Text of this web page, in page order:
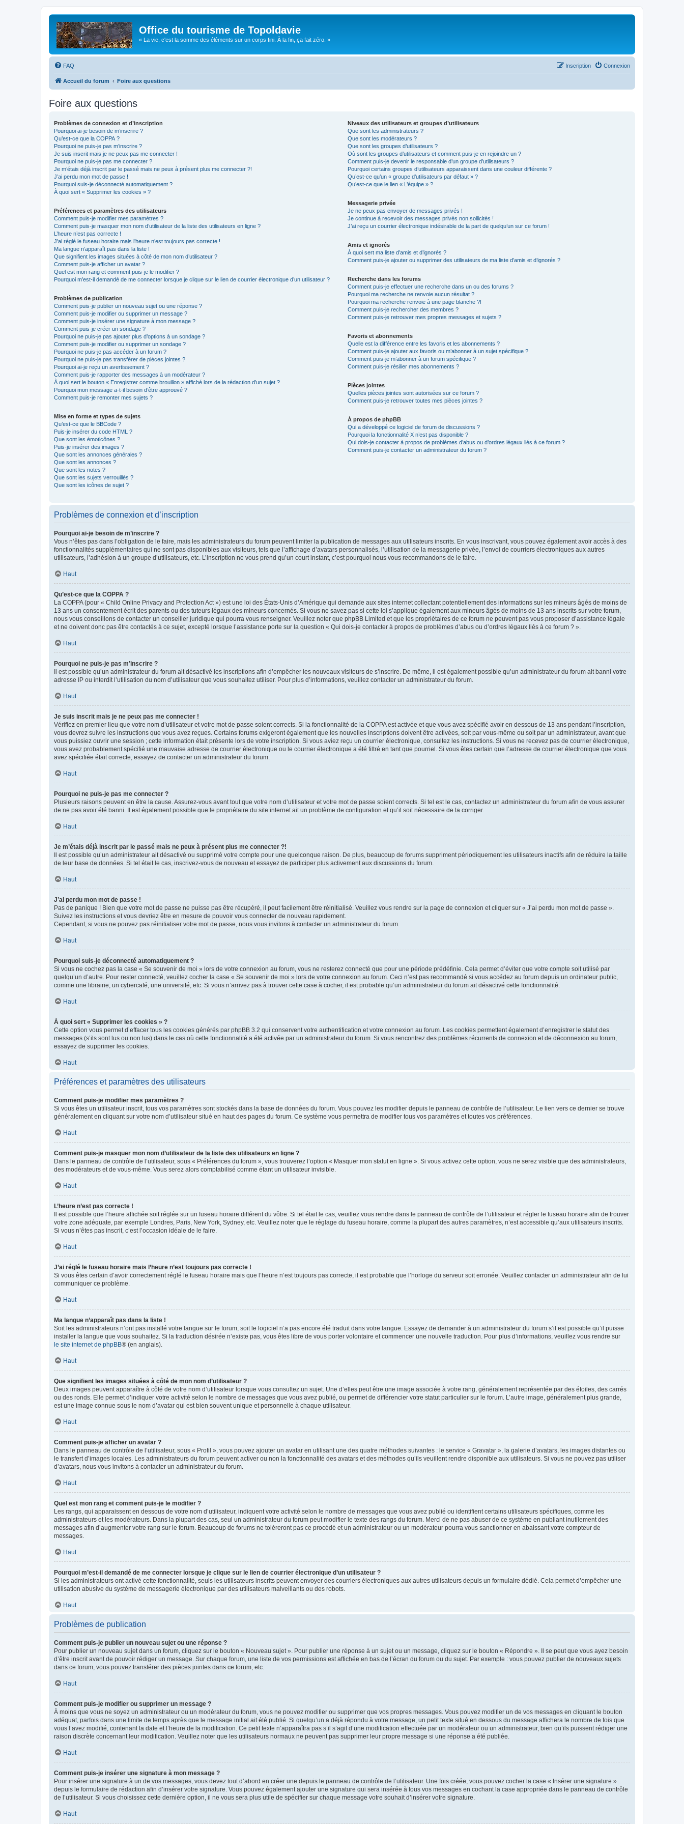
Office du tourisme de Topoldavie
« La vie, c'est la somme des éléments sur un corps fini. À la fin, ça fait zéro. »
FAQ Connexion
Inscription
Accueil du forum Foire aux questions
Foire aux questions
Problèmes de connexion et d’inscription
Pourquoi ai-je besoin de m’inscrire ?
Qu’est-ce que la COPPA ?
Pourquoi ne puis-je pas m’inscrire ?
Je suis inscrit mais je ne peux pas me connecter !
Pourquoi ne puis-je pas me connecter ?
Je m’étais déjà inscrit par le passé mais ne peux à présent plus me connecter ?!
J’ai perdu mon mot de passe !
Pourquoi suis-je déconnecté automatiquement ?
À quoi sert « Supprimer les cookies » ?
Préférences et paramètres des utilisateurs
Comment puis-je modifier mes paramètres ?
Comment puis-je masquer mon nom d’utilisateur de la liste des utilisateurs en ligne ?
L’heure n’est pas correcte !
J’ai réglé le fuseau horaire mais l’heure n’est toujours pas correcte !
Ma langue n’apparaît pas dans la liste !
Que signifient les images situées à côté de mon nom d’utilisateur ?
Comment puis-je afficher un avatar ?
Quel est mon rang et comment puis-je le modifier ?
Pourquoi m’est-il demandé de me connecter lorsque je clique sur le lien de courrier électronique d’un utilisateur ?
Problèmes de publication
Comment puis-je publier un nouveau sujet ou une réponse ?
Comment puis-je modifier ou supprimer un message ?
Comment puis-je insérer une signature à mon message ?
Comment puis-je créer un sondage ?
Pourquoi ne puis-je pas ajouter plus d’options à un sondage ?
Comment puis-je modifier ou supprimer un sondage ?
Pourquoi ne puis-je pas accéder à un forum ?
Pourquoi ne puis-je pas transférer de pièces jointes ?
Pourquoi ai-je reçu un avertissement ?
Comment puis-je rapporter des messages à un modérateur ?
À quoi sert le bouton « Enregistrer comme brouillon » affiché lors de la rédaction d’un sujet ?
Pourquoi mon message a-t-il besoin d’être approuvé ?
Comment puis-je remonter mes sujets ?
Mise en forme et types de sujets
Qu’est-ce que le BBCode ?
Puis-je insérer du code HTML ?
Que sont les émoticônes ?
Puis-je insérer des images ?
Que sont les annonces générales ?
Que sont les annonces ?
Que sont les notes ?
Que sont les sujets verrouillés ?
Que sont les icônes de sujet ?
Niveaux des utilisateurs et groupes d’utilisateurs
Que sont les administrateurs ?
Que sont les modérateurs ?
Que sont les groupes d’utilisateurs ?
Où sont les groupes d’utilisateurs et comment puis-je en rejoindre un ?
Comment puis-je devenir le responsable d’un groupe d’utilisateurs ?
Pourquoi certains groupes d’utilisateurs apparaissent dans une couleur différente ?
Qu’est-ce qu’un « groupe d’utilisateurs par défaut » ?
Qu’est-ce que le lien « L’équipe » ?
Messagerie privée
Je ne peux pas envoyer de messages privés !
Je continue à recevoir des messages privés non sollicités !
J’ai reçu un courrier électronique indésirable de la part de quelqu’un sur ce forum !
Amis et ignorés
À quoi sert ma liste d’amis et d’ignorés ?
Comment puis-je ajouter ou supprimer des utilisateurs de ma liste d’amis et d’ignorés ?
Recherche dans les forums
Comment puis-je effectuer une recherche dans un ou des forums ?
Pourquoi ma recherche ne renvoie aucun résultat ?
Pourquoi ma recherche renvoie à une page blanche ?!
Comment puis-je rechercher des membres ?
Comment puis-je retrouver mes propres messages et sujets ?
Favoris et abonnements
Quelle est la différence entre les favoris et les abonnements ?
Comment puis-je ajouter aux favoris ou m’abonner à un sujet spécifique ?
Comment puis-je m’abonner à un forum spécifique ?
Comment puis-je résilier mes abonnements ?
Pièces jointes
Quelles pièces jointes sont autorisées sur ce forum ?
Comment puis-je retrouver toutes mes pièces jointes ?
À propos de phpBB
Qui a développé ce logiciel de forum de discussions ?
Pourquoi la fonctionnalité X n’est pas disponible ?
Qui dois-je contacter à propos de problèmes d’abus ou d’ordres légaux liés à ce forum ?
Comment puis-je contacter un administrateur du forum ?
Problèmes de connexion et d’inscription
Pourquoi ai-je besoin de m’inscrire ?
Vous n’êtes pas dans l’obligation de le faire, mais les administrateurs du forum peuvent limiter la publication de messages aux utilisateurs inscrits. En vous inscrivant, vous pouvez également avoir accès à des
fonctionnalités supplémentaires qui ne sont pas disponibles aux visiteurs, tels que l’affichage d’avatars personnalisés, l’utilisation de la messagerie privée, l’envoi de courriers électroniques aux autres
utilisateurs, l’adhésion à un groupe d’utilisateurs, etc. L’inscription ne vous prend qu’un court instant, c’est pourquoi nous vous recommandons de le faire.
Haut
Qu’est-ce que la COPPA ?
La COPPA (pour « Child Online Privacy and Protection Act ») est une loi des États-Unis d’Amérique qui demande aux sites internet collectant potentiellement des informations sur les mineurs âgés de moins de
13 ans un consentement écrit des parents ou des tuteurs légaux des mineurs concernés. Si vous ne savez pas si cette loi s’applique également aux mineurs âgés de moins de 13 ans inscrits sur votre forum,
nous vous conseillons de contacter un conseiller juridique qui pourra vous renseigner. Veuillez noter que phpBB Limited et que les propriétaires de ce forum ne peuvent pas vous proposer d’assistance légale
et ne doivent donc pas être contactés à ce sujet, excepté lorsque l’assistance porte sur la question « Qui dois-je contacter à propos de problèmes d’abus ou d’ordres légaux liés à ce forum ? ».
Haut
Pourquoi ne puis-je pas m’inscrire ?
Il est possible qu’un administrateur du forum ait désactivé les inscriptions afin d’empêcher les nouveaux visiteurs de s’inscrire. De même, il est également possible qu’un administrateur du forum ait banni votre
adresse IP ou interdit l’utilisation du nom d’utilisateur que vous souhaitez utiliser. Pour plus d’informations, veuillez contacter un administrateur du forum.
Haut
Je suis inscrit mais je ne peux pas me connecter !
Vérifiez en premier lieu que votre nom d’utilisateur et votre mot de passe soient corrects. Si la fonctionnalité de la COPPA est activée et que vous avez spécifié avoir en dessous de 13 ans pendant l’inscription,
vous devrez suivre les instructions que vous avez reçues. Certains forums exigeront également que les nouvelles inscriptions doivent être activées, soit par vous-même ou soit par un administrateur, avant que
vous puissiez ouvrir une session ; cette information était présente lors de votre inscription. Si vous aviez reçu un courrier électronique, consultez les instructions. Si vous ne recevez pas de courrier électronique,
vous avez probablement spécifié une mauvaise adresse de courrier électronique ou le courrier électronique a été filtré en tant que pourriel. Si vous êtes certain que l’adresse de courrier électronique que vous
avez spécifiée était correcte, essayez de contacter un administrateur du forum.
Haut
Pourquoi ne puis-je pas me connecter ?
Plusieurs raisons peuvent en être la cause. Assurez-vous avant tout que votre nom d’utilisateur et votre mot de passe soient corrects. Si tel est le cas, contactez un administrateur du forum afin de vous assurer
de ne pas avoir été banni. Il est également possible que le propriétaire du site internet ait un problème de configuration et qu’il soit nécessaire de la corriger.
Haut
Je m’étais déjà inscrit par le passé mais ne peux à présent plus me connecter ?!
Il est possible qu’un administrateur ait désactivé ou supprimé votre compte pour une quelconque raison. De plus, beaucoup de forums suppriment périodiquement les utilisateurs inactifs afin de réduire la taille
de leur base de données. Si tel était le cas, inscrivez-vous de nouveau et essayez de participer plus activement aux discussions du forum.
Haut
J’ai perdu mon mot de passe !
Pas de panique ! Bien que votre mot de passe ne puisse pas être récupéré, il peut facilement être réinitialisé. Veuillez vous rendre sur la page de connexion et cliquer sur « J’ai perdu mon mot de passe ».
Suivez les instructions et vous devriez être en mesure de pouvoir vous connecter de nouveau rapidement.
Cependant, si vous ne pouvez pas réinitialiser votre mot de passe, nous vous invitons à contacter un administrateur du forum.
Haut
Pourquoi suis-je déconnecté automatiquement ?
Si vous ne cochez pas la case « Se souvenir de moi » lors de votre connexion au forum, vous ne resterez connecté que pour une période prédéfinie. Cela permet d’éviter que votre compte soit utilisé par
quelqu’un d’autre. Pour rester connecté, veuillez cocher la case « Se souvenir de moi » lors de votre connexion au forum. Ceci n’est pas recommandé si vous accédez au forum depuis un ordinateur public,
comme une librairie, un cybercafé, une université, etc. Si vous n’arrivez pas à trouver cette case à cocher, il est probable qu’un administrateur du forum ait désactivé cette fonctionnalité.
Haut
À quoi sert « Supprimer les cookies » ?
Cette option vous permet d’effacer tous les cookies générés par phpBB 3.2 qui conservent votre authentification et votre connexion au forum. Les cookies permettent également d’enregistrer le statut des
messages (s’ils sont lus ou non lus) dans le cas où cette fonctionnalité a été activée par un administrateur du forum. Si vous rencontrez des problèmes récurrents de connexion et de déconnexion au forum,
essayez de supprimer les cookies.
Haut
Préférences et paramètres des utilisateurs
Comment puis-je modifier mes paramètres ?
Si vous êtes un utilisateur inscrit, tous vos paramètres sont stockés dans la base de données du forum. Vous pouvez les modifier depuis le panneau de contrôle de l’utilisateur. Le lien vers ce dernier se trouve
généralement en cliquant sur votre nom d’utilisateur situé en haut des pages du forum. Ce système vous permettra de modifier tous vos paramètres et toutes vos préférences.
Haut
Comment puis-je masquer mon nom d’utilisateur de la liste des utilisateurs en ligne ?
Dans le panneau de contrôle de l’utilisateur, sous « Préférences du forum », vous trouverez l’option « Masquer mon statut en ligne ». Si vous activez cette option, vous ne serez visible que des administrateurs,
des modérateurs et de vous-même. Vous serez alors comptabilisé comme étant un utilisateur invisible.
Haut
L’heure n’est pas correcte !
Il est possible que l’heure affichée soit réglée sur un fuseau horaire différent du vôtre. Si tel était le cas, veuillez vous rendre dans le panneau de contrôle de l’utilisateur et régler le fuseau horaire afin de trouver
votre zone adéquate, par exemple Londres, Paris, New York, Sydney, etc. Veuillez noter que le réglage du fuseau horaire, comme la plupart des autres paramètres, n’est accessible qu’aux utilisateurs inscrits.
Si vous n’êtes pas inscrit, c’est l’occasion idéale de le faire.
Haut
J’ai réglé le fuseau horaire mais l’heure n’est toujours pas correcte !
Si vous êtes certain d’avoir correctement réglé le fuseau horaire mais que l’heure n’est toujours pas correcte, il est probable que l’horloge du serveur soit erronée. Veuillez contacter un administrateur afin de lui
communiquer ce problème.
Haut
Ma langue n’apparaît pas dans la liste !
Soit les administrateurs n’ont pas installé votre langue sur le forum, soit le logiciel n’a pas encore été traduit dans votre langue. Essayez de demander à un administrateur du forum s’il est possible qu’il puisse
installer la langue que vous souhaitez. Si la traduction désirée n’existe pas, vous êtes libre de vous porter volontaire et commencer une nouvelle traduction. Pour plus d’informations, veuillez vous rendre sur
le site internet de phpBB® (en anglais).
Haut
Que signifient les images situées à côté de mon nom d’utilisateur ?
Deux images peuvent apparaître à côté de votre nom d’utilisateur lorsque vous consultez un sujet. Une d’elles peut être une image associée à votre rang, généralement représentée par des étoiles, des carrés
ou des ronds. Elle permet d’indiquer votre activité selon le nombre de messages que vous avez publié, ou permet de différencier votre statut particulier sur le forum. L’autre image, généralement plus grande,
est une image connue sous le nom d’avatar qui est bien souvent unique et personnelle à chaque utilisateur.
Haut
Comment puis-je afficher un avatar ?
Dans le panneau de contrôle de l’utilisateur, sous « Profil », vous pouvez ajouter un avatar en utilisant une des quatre méthodes suivantes : le service « Gravatar », la galerie d’avatars, les images distantes ou
le transfert d’images locales. Les administrateurs du forum peuvent activer ou non la fonctionnalité des avatars et des méthodes qu’ils veuillent rendre disponible aux utilisateurs. Si vous ne pouvez pas utiliser
d’avatars, nous vous invitons à contacter un administrateur du forum.
Haut
Quel est mon rang et comment puis-je le modifier ?
Les rangs, qui apparaissent en dessous de votre nom d’utilisateur, indiquent votre activité selon le nombre de messages que vous avez publié ou identifient certains utilisateurs spécifiques, comme les
administrateurs et les modérateurs. Dans la plupart des cas, seul un administrateur du forum peut modifier le texte des rangs du forum. Merci de ne pas abuser de ce système en publiant inutilement des
messages afin d’augmenter votre rang sur le forum. Beaucoup de forums ne toléreront pas ce procédé et un administrateur ou un modérateur pourra vous sanctionner en abaissant votre compteur de
messages.
Haut
Pourquoi m’est-il demandé de me connecter lorsque je clique sur le lien de courrier électronique d’un utilisateur ?
Si les administrateurs ont activé cette fonctionnalité, seuls les utilisateurs inscrits peuvent envoyer des courriers électroniques aux autres utilisateurs depuis un formulaire dédié. Cela permet d’empêcher une
utilisation abusive du système de messagerie électronique par des utilisateurs malveillants ou des robots.
Haut
Problèmes de publication
Comment puis-je publier un nouveau sujet ou une réponse ?
Pour publier un nouveau sujet dans un forum, cliquez sur le bouton « Nouveau sujet ». Pour publier une réponse à un sujet ou un message, cliquez sur le bouton « Répondre ». Il se peut que vous ayez besoin
d’être inscrit avant de pouvoir rédiger un message. Sur chaque forum, une liste de vos permissions est affichée en bas de l’écran du forum ou du sujet. Par exemple : vous pouvez publier de nouveaux sujets
dans ce forum, vous pouvez transférer des pièces jointes dans ce forum, etc.
Haut
Comment puis-je modifier ou supprimer un message ?
À moins que vous ne soyez un administrateur ou un modérateur du forum, vous ne pouvez modifier ou supprimer que vos propres messages. Vous pouvez modifier un de vos messages en cliquant le bouton
adéquat, parfois dans une limite de temps après que le message initial ait été publié. Si quelqu’un a déjà répondu à votre message, un petit texte situé en dessous du message affichera le nombre de fois que
vous l’avez modifié, contenant la date et l’heure de la modification. Ce petit texte n’apparaîtra pas s’il s’agit d’une modification effectuée par un modérateur ou un administrateur, bien qu’ils puissent rédiger une
raison discrète concernant leur modification. Veuillez noter que les utilisateurs normaux ne peuvent pas supprimer leur propre message si une réponse a été publiée.
Haut
Comment puis-je insérer une signature à mon message ?
Pour insérer une signature à un de vos messages, vous devez tout d’abord en créer une depuis le panneau de contrôle de l’utilisateur. Une fois créée, vous pouvez cocher la case « Insérer une signature »
depuis le formulaire de rédaction afin d’insérer votre signature. Vous pouvez également ajouter une signature qui sera insérée à tous vos messages en cochant la case appropriée dans le panneau de contrôle
de l’utilisateur. Si vous choisissez cette dernière option, il ne vous sera plus utile de spécifier sur chaque message votre souhait d’insérer votre signature.
Haut